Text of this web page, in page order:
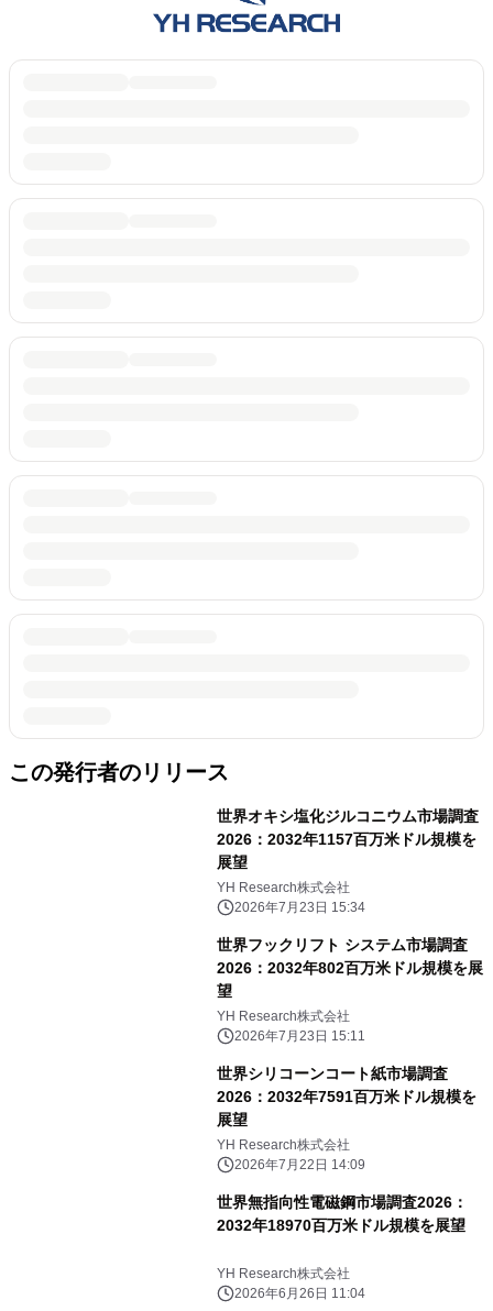
この発行者のリリース
世界オキシ塩化ジルコニウム市場調査
2026：2032年1157百万米ドル規模を
展望
YH Research株式会社
2026年7月23日 15:34
世界フックリフト システム市場調査
2026：2032年802百万米ドル規模を展
望
YH Research株式会社
2026年7月23日 15:11
世界シリコーンコート紙市場調査
2026：2032年7591百万米ドル規模を
展望
YH Research株式会社
2026年7月22日 14:09
世界無指向性電磁鋼市場調査2026：
2032年18970百万米ドル規模を展望
YH Research株式会社
2026年6月26日 11:04